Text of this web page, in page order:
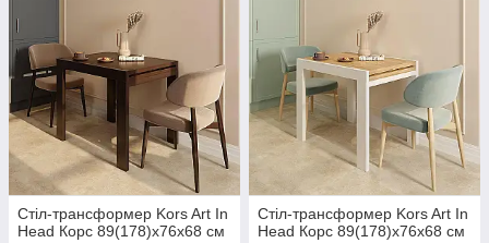
Стіл-трансформер Kors Art In
Head Корс 89(178)x76x68 см
Стіл-трансформер Kors Art In
Head Корс 89(178)x76x68 см